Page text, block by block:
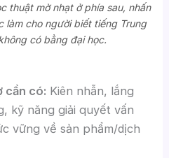
thuật mờ nhạt ở phía sau, nhấn
làm cho người biết tiếng Trung
có bằng đại học.
cần có: Kiên nhẫn, lắng
kỹ năng giải quyết vấn
vững về sản phẩm/dịch